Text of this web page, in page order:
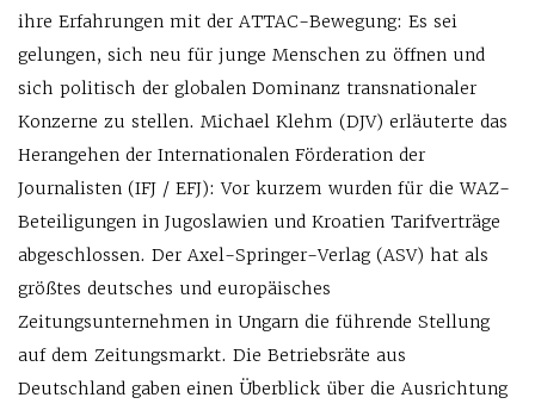
ihre Erfahrungen mit der ATTAC-Bewegung: Es sei
gelungen, sich neu für junge Menschen zu öffnen und
sich politisch der globalen Dominanz transnationaler
Konzerne zu stellen. Michael Klehm (DJV) erläuterte das
Herangehen der Internationalen Förderation der
Journalisten (IFJ / EFJ): Vor kurzem wurden für die WAZ-
Beteiligungen in Jugoslawien und Kroatien Tarifverträge
abgeschlossen. Der Axel-Springer-Verlag (ASV) hat als
größtes deutsches und europäisches
Zeitungsunternehmen in Ungarn die führende Stellung
auf dem Zeitungsmarkt. Die Betriebsräte aus
Deutschland gaben einen Überblick über die Ausrichtung